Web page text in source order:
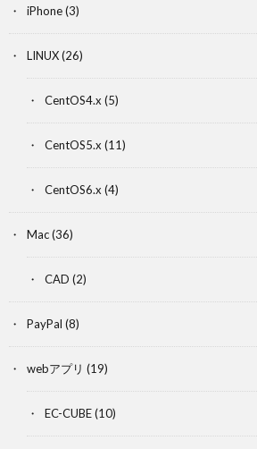
iPhone(3)
LINUX(26)
CentOS4.x (5)
CentOS5.x (11)
CentOS6.x (4)
Mac(36)
CAD (2)
PayPal (8)
webアプリ (19)
EC-CUBE(10)